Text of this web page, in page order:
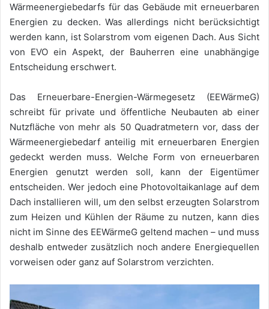
Wärmeenergiebedarfs für das Gebäude mit erneuerbaren
Energien zu decken. Was allerdings nicht berücksichtigt
werden kann, ist Solarstrom vom eigenen Dach. Aus Sicht
von EVO ein Aspekt, der Bauherren eine unabhängige
Entscheidung erschwert.
Das Erneuerbare-Energien-Wärmegesetz (EEWärmeG)
schreibt für private und öffentliche Neubauten ab einer
Nutzfläche von mehr als 50 Quadratmetern vor, dass der
Wärmeenergiebedarf anteilig mit erneuerbaren Energien
gedeckt werden muss. Welche Form von erneuerbaren
Energien genutzt werden soll, kann der Eigentümer
entscheiden. Wer jedoch eine Photovoltaikanlage auf dem
Dach installieren will, um den selbst erzeugten Solarstrom
zum Heizen und Kühlen der Räume zu nutzen, kann dies
nicht im Sinne des EEWärmeG geltend machen – und muss
deshalb entweder zusätzlich noch andere Energiequellen
vorweisen oder ganz auf Solarstrom verzichten.